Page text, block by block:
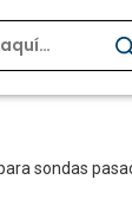
sondas